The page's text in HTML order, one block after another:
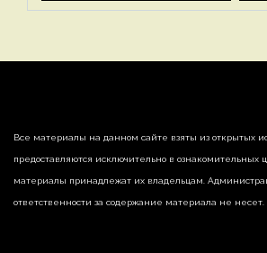
Все материалы на данном сайте взяты из открытых
предоставляются исключительно в ознакомительных
материалы принадлежат их владельцам.
ответственности за содержание материала не несет.